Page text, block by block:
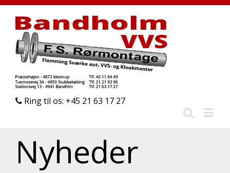
Ring til os: +45 21 63 17 27
Nyheder